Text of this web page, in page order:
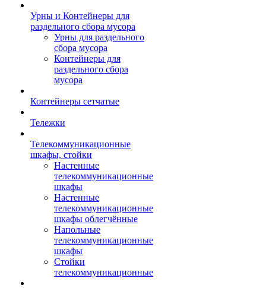
Урны и Контейнеры для
раздельного сбора мусора
Урны для раздельного
сбора мусора
Контейнеры для
раздельного сбора
мусора
Контейнеры сетчатые
Тележки
Телекоммуникационные
шкафы, стойки
Настенные
телекоммуникационные
шкафы
Настенные
телекоммуникационные
шкафы облегчённые
Напольные
телекоммуникационные
шкафы
Стойки
телекоммуникационные